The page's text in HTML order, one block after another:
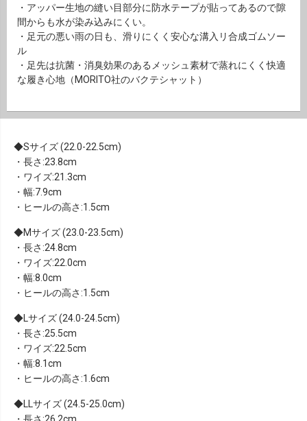
・アッパー生地の縫い目部分に防水テープが貼ってあるので隙
間からも水が染み込みにくい。
・足元の悪い雨の日も、滑りにくく安心な溝入リ合成ゴムソー
ル
・足先は抗菌・消臭効果のあるメッシュ素材で蒸れにくく快適
な履き心地（MORITO社のバクテシャット）
Sサイズ (22.0-22.5cm)
・長さ:23.8cm
・ワイズ:21.3cm
・幅:7.9cm
・ヒールの高さ:1.5cm
Mサイズ (23.0-23.5cm)
・長さ:24.8cm
・ワイズ:22.0cm
・幅:8.0cm
・ヒールの高さ:1.5cm
Lサイズ (24.0-24.5cm)
・長さ:25.5cm
・ワイズ:22.5cm
・幅:8.1cm
・ヒールの高さ:1.6cm
LLサイズ (24.5-25.0cm)